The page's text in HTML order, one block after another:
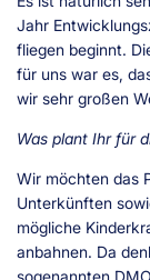
Jahr
fliegen beginnt.
für uns war es,
wir sehr großen
Was plant Ihr für
Wir möchten das
Unterkünften
mögliche
anbahnen. Da